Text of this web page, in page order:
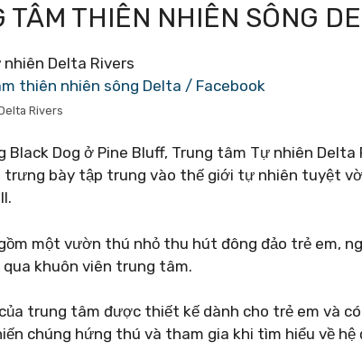
TÂM THIÊN NHIÊN SÔNG
thiên nhiên sông Delta / Facebook
Rivers
Black Dog ở Pine Bluff, Trung tâm Tự nhiên
trưng bày tập trung vào thế giới tự nhiên tuyệt
một vườn thú nhỏ thu hút đông đảo trẻ em,
khuôn viên trung tâm.
trung tâm được thiết kế dành cho trẻ em và
chúng hứng thú và tham gia khi tìm hiểu về